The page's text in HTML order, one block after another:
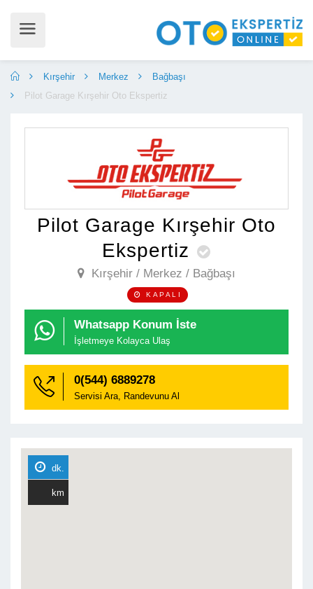
Kırşehir Merkez
Bağbaşı
Pilot Garage Kırşehir Oto Ekspertiz
Pilot Garage Kırşehir Oto
Ekspertiz
Kırşehir / Merkez / Bağbaşı
 KAPALI
 Whatsapp Konum İste
İşletmeye Kolayca Ulaş
0(544) 6889278
Servisi Ara, Randevunu Al
 dk.
km